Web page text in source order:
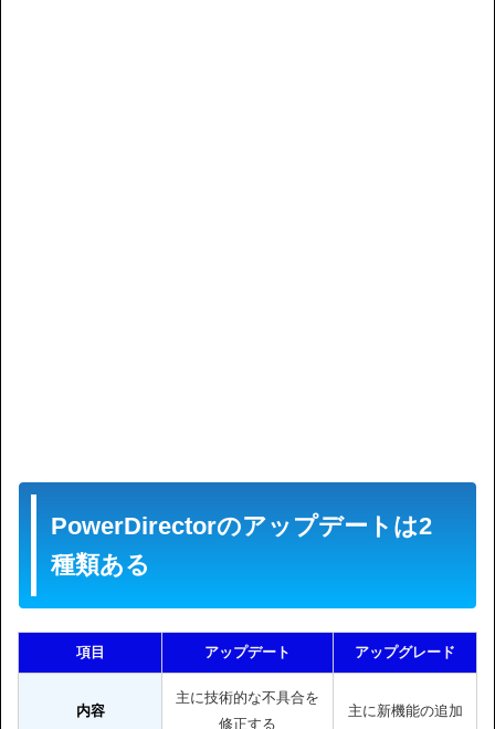
PowerDirectorのアップデートは2
種類ある
項目 アップデート アップグレード
内容
主に技術的な不具合を
修正する
主に新機能の追加